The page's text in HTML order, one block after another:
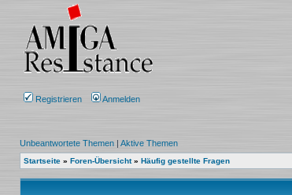
Registrieren Anmelden
Unbeantwortete Themen | Aktive Themen
Startseite » Foren-Übersicht» Häufig gestellte Fragen